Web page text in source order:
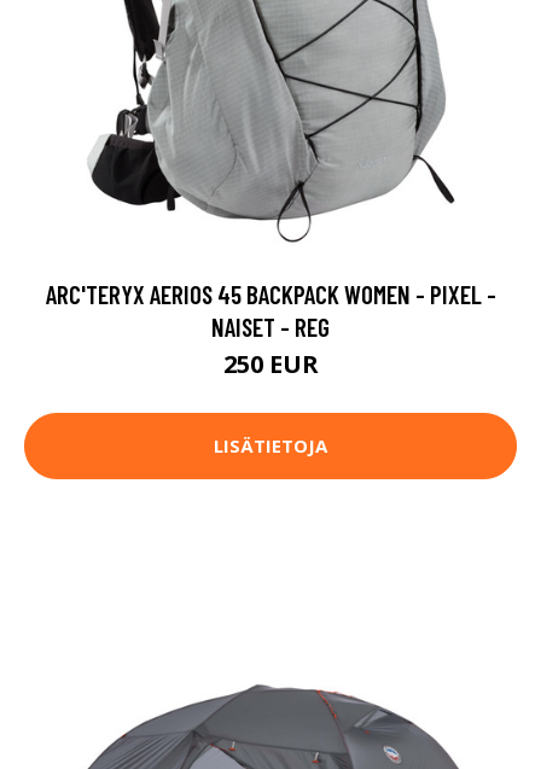
ARC'TERYX AERIOS 45 BACKPACK WOMEN - PIXEL -
NAISET - REG
250 EUR
LISÄTIETOJA